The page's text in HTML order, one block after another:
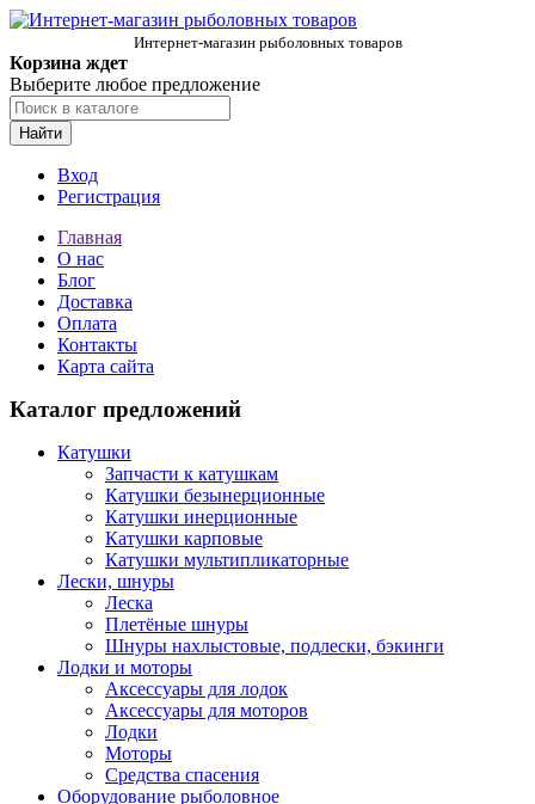
Интернет-магазин рыболовных товаров
Корзина ждет
Выберите любое предложение
Найти
Вход
Регистрация
Главная
О нас
Блог
Доставка
Оплата
Контакты
Карта сайта
Каталог предложений
Катушки
Запчасти к катушкам
Катушки безынерционные
Катушки инерционные
Катушки карповые
Катушки мультипликаторные
Лески, шнуры
Леска
Плетёные шнуры
Шнуры нахлыстовые, подлески, бэкинги
Лодки и моторы
Аксессуары для лодок
Аксессуары для моторов
Лодки
Моторы
Средства спасения
Оборудование рыболовное